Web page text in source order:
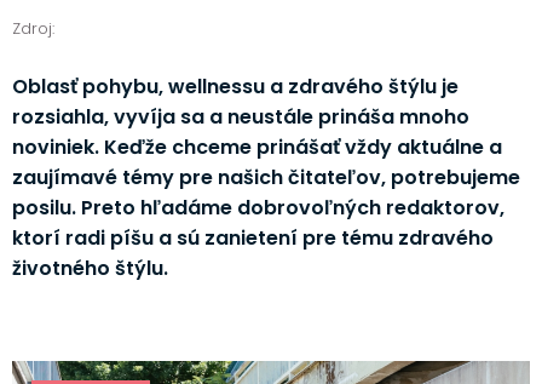
Zdroj:
Oblasť pohybu, wellnessu a zdravého štýlu je
rozsiahla, vyvíja sa a neustále prináša mnoho
noviniek. Keďže chceme prinášať vždy aktuálne a
zaujímavé témy pre našich čitateľov, potrebujeme
posilu. Preto hľadáme dobrovoľných redaktorov,
ktorí radi píšu a sú zanietení pre tému zdravého
životného štýlu.